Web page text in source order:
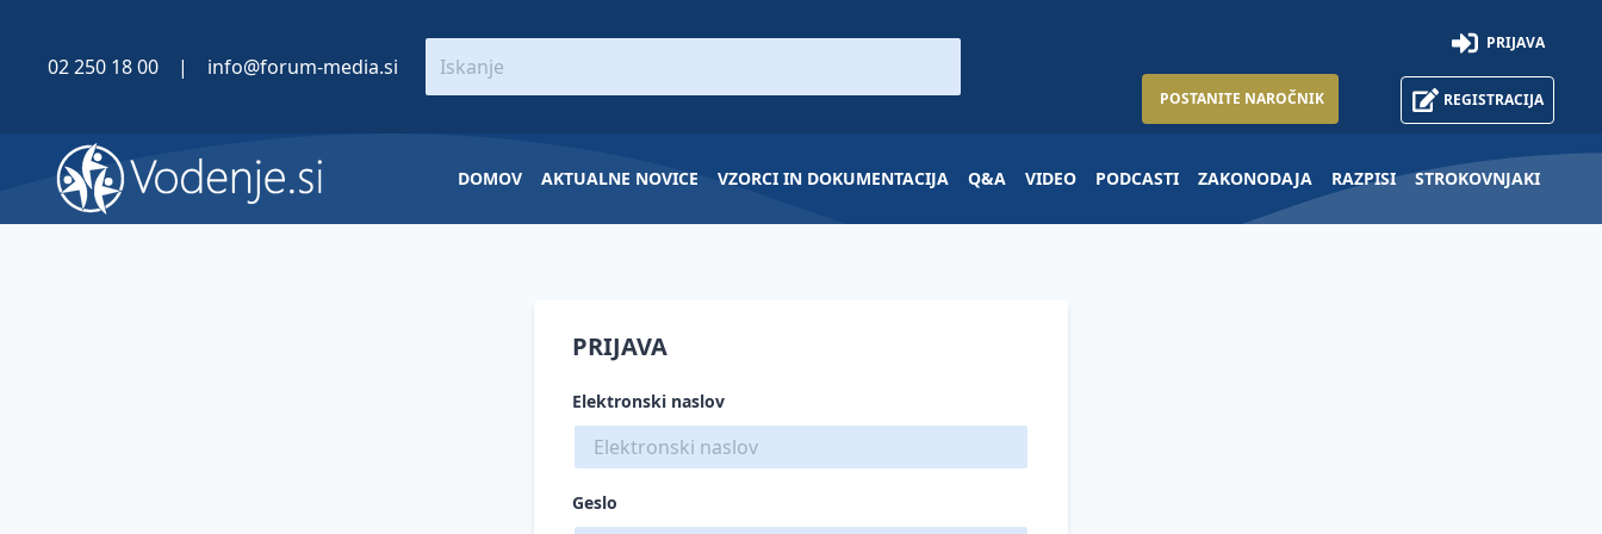
02 250 18 00 | info@forum-media.si
POSTANITE NAROČNIK
PRIJAVA
REGISTRACIJA
DOMOV AKTUALNE NOVICE VZORCI IN DOKUMENTACIJA Q&A VIDEO PODCASTI ZAKONODAJA RAZPISI STROKOVNJAKI
PRIJAVA
Elektronski naslov
Geslo